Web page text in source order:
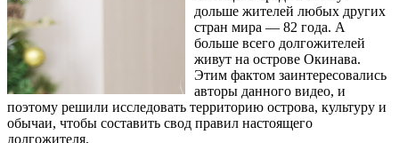
дольше жителей любых других
стран мира — 82 года. А
больше всего долгожителей
живут на острове Окинава.
Этим фактом заинтересовались
авторы данного видео, и
поэтому решили исследовать территорию острова, культуру и
обычаи, чтобы составить свод правил настоящего
долгожителя.